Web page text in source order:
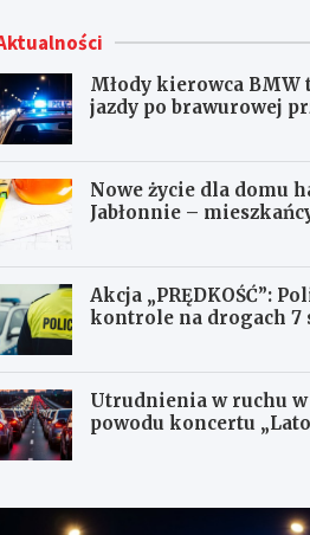
Młody kierowca BMW
jazdy po brawurowej
Nowe życie dla domu
Jabłonnie –
Akcja „PRĘDKOŚĆ”:
kontrole na drogach 7
Utrudnienia w ruchu
powodu koncertu